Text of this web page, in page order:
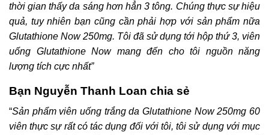
thời gian thấy da sáng hơn hẳn 3 tông. Chúng thực sự hiệu
quả, tuy nhiên bạn cũng cần phải hợp với sản phẩm nữa
Glutathione Now 250mg. Tôi đã sử dụng tới hộp thứ 3, viên
uống Glutathione Now mang đến cho tôi nguồn năng
lượng tích cực nhất”
Bạn Nguyễn Thanh Loan chia sẻ
“Sản phẩm viên uống trắng da Glutathione Now 250mg 60
viênthực sự rất có tác dụng đối với tôi, tôi sử dụng với mục